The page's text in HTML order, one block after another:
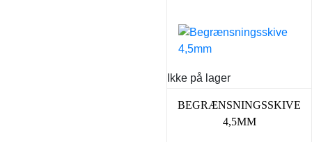
Ikke på lager
BEGRÆNSNINGSSKIVE
4,5MM